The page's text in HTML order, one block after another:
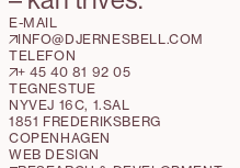
E-MAIL
INFO@DJERNESBELL.COM
TELEFON
+ 45 40 81 92 05
TEGNESTUE
NYVEJ 16C, 1.SAL
1851 FREDERIKSBERG
COPENHAGEN
WEB DESIGN